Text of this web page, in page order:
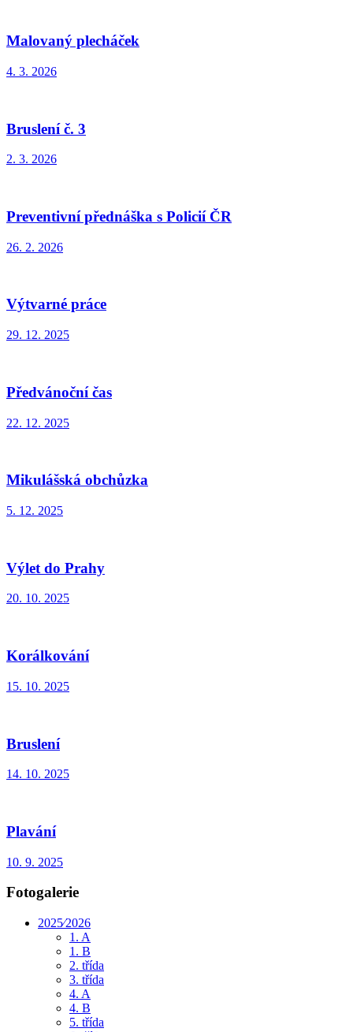
Malovaný plecháček
4. 3. 2026
Bruslení č. 3
2. 3. 2026
Preventivní přednáška s Policií ČR
26. 2. 2026
Výtvarné práce
29. 12. 2025
Předvánoční čas
22. 12. 2025
Mikulášská obchůzka
5. 12. 2025
Výlet do Prahy
20. 10. 2025
Korálkování
15. 10. 2025
Bruslení
14. 10. 2025
Plavání
10. 9. 2025
Fotogalerie
2025⁄2026
1. A
1. B
2. třída
3. třída
4. A
4. B
5. třída